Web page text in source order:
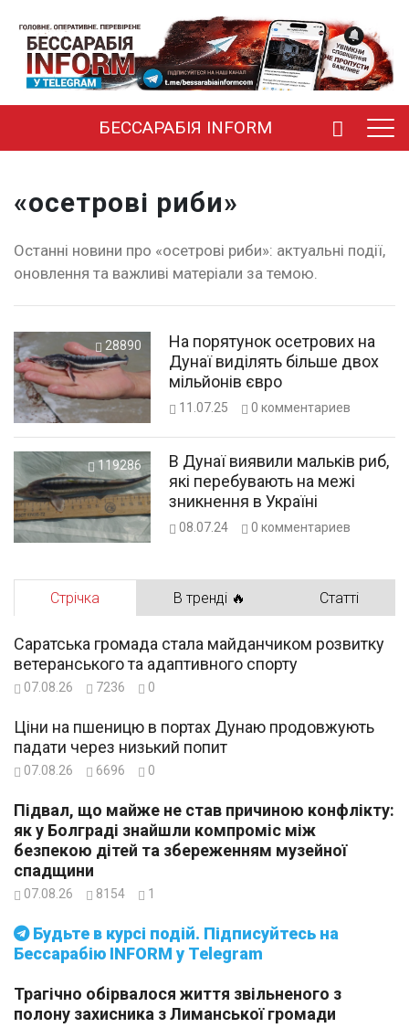
БЕССАРАБІЯ INFORM
«осетрові риби»
Останні новини про «осетрові риби»: актуальні події,
оновлення та важливі матеріали за темою.
28890
На порятунок осетрових на
Дунаї виділять більше двох
мільйонів євро
11.07.25 0 комментариев
119286
В Дунаї виявили мальків риб,
які перебувають на межі
зникнення в Україні
08.07.24 0 комментариев
Стрічка В тренді 🔥 Статті
Будьте в курсі подій. Підписуйтесь на
Бессарабію INFORM у Telegram
Саратська громада стала майданчиком розвитку
ветеранського та адаптивного спорту
07.08.26 7236 0
Ціни на пшеницю в портах Дунаю продовжують
падати через низький попит
07.08.26 6696 0
Підвал, що майже не став причиною конфлікту:
як у Болграді знайшли компроміс між
безпекою дітей та збереженням музейної
спадщини
07.08.26 8154 1
Трагічно обірвалося життя звільненого з
полону захисника з Лиманської громади